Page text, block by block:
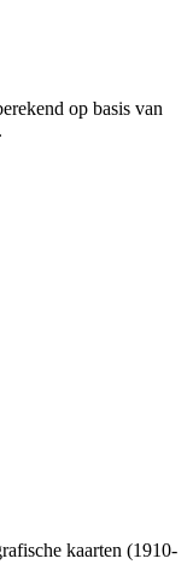
op basis van
kaarten (1910-